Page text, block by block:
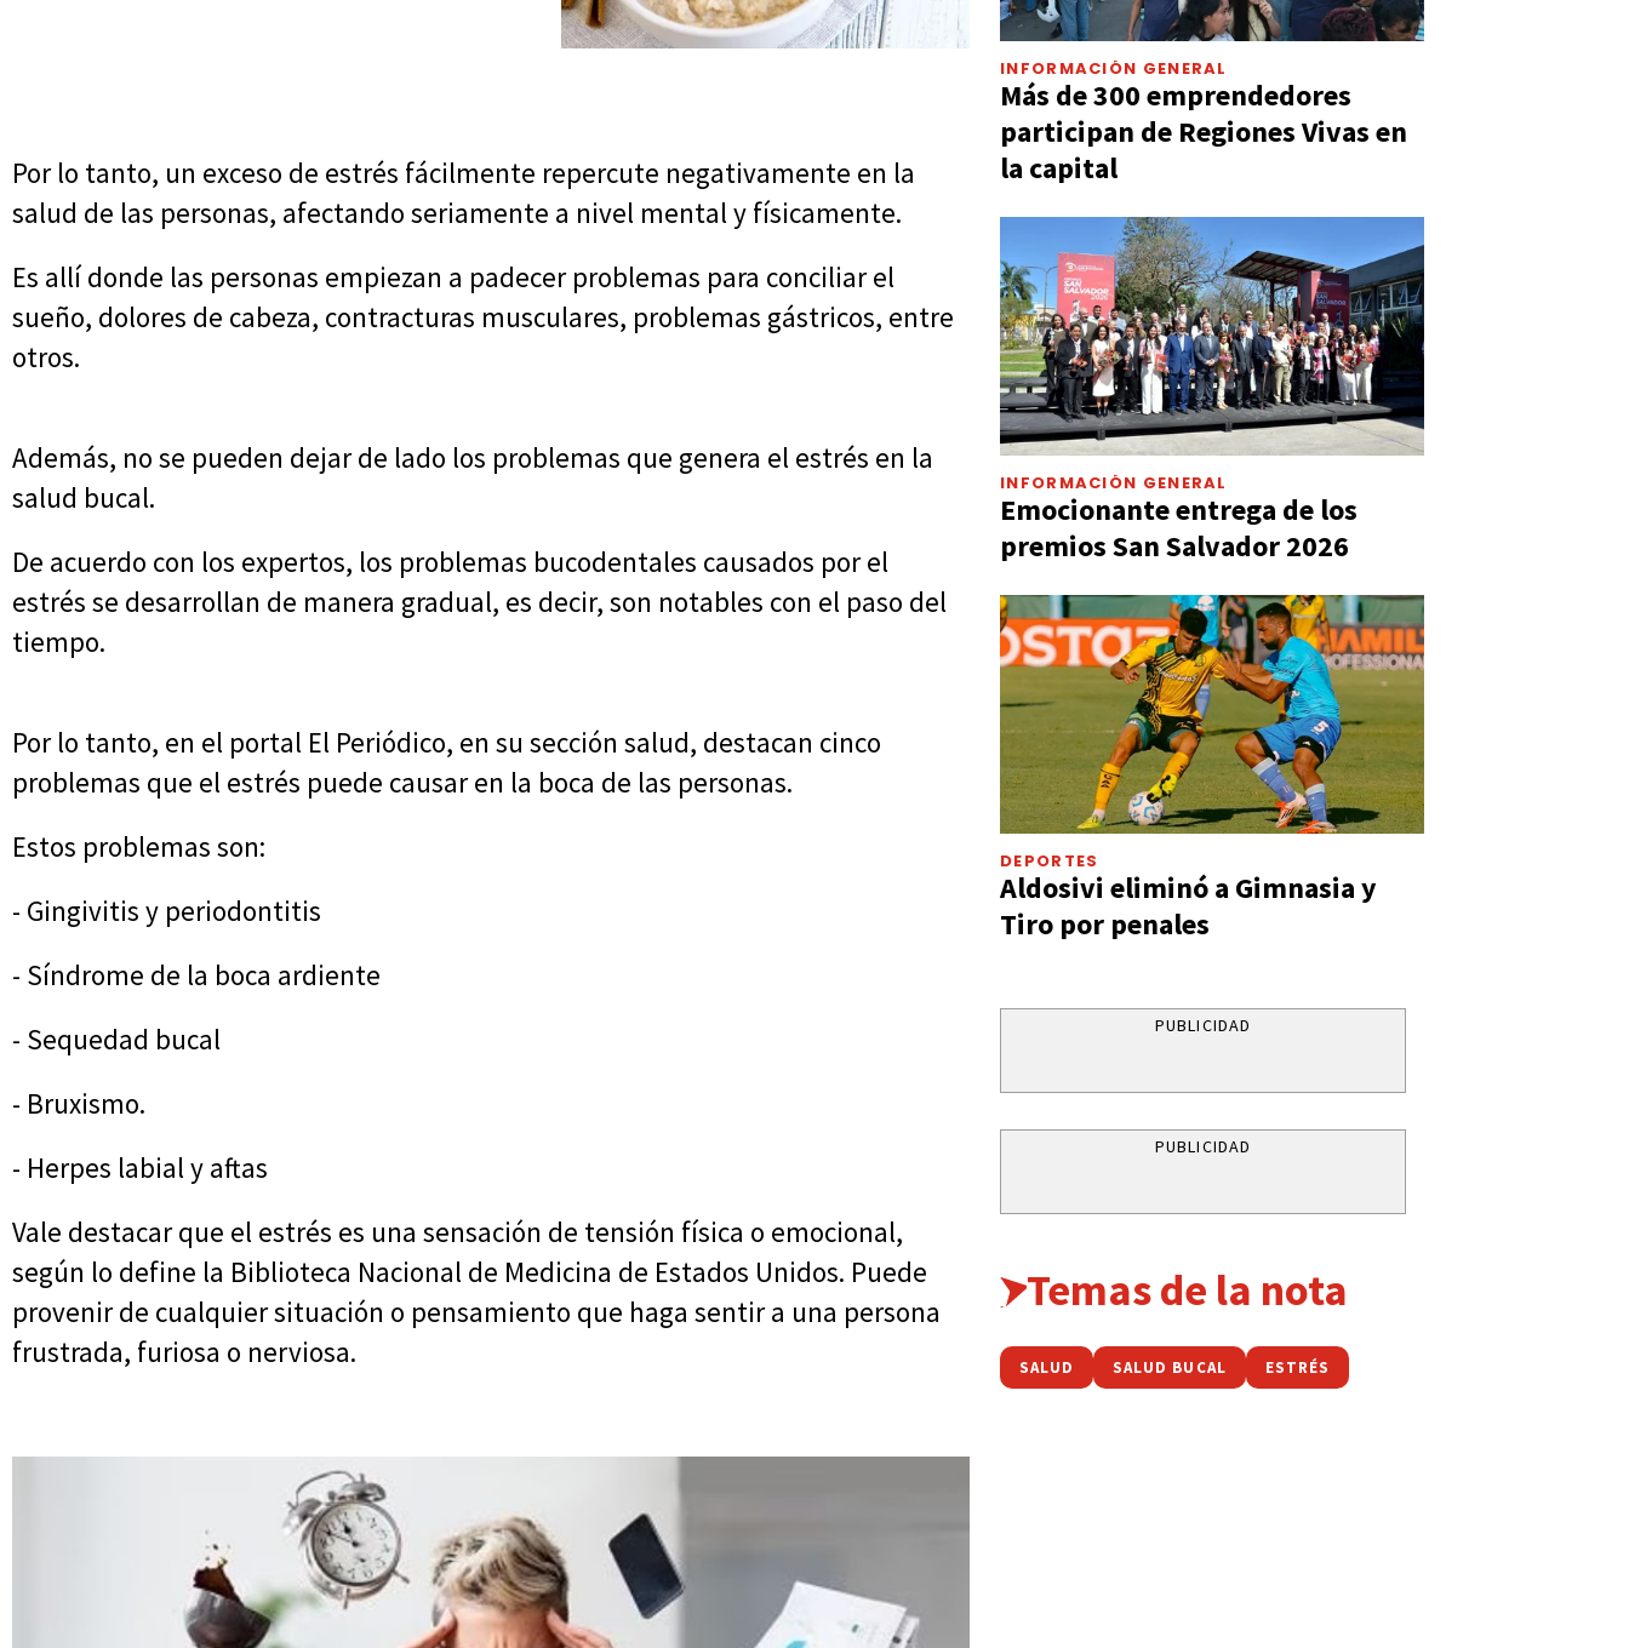
Por lo tanto, un exceso de estrés fácilmente repercute negativamente en la
salud de las personas, afectando seriamente a nivel mental y físicamente.
Es allí donde las personas empiezan a padecer problemas para conciliar el
sueño, dolores de cabeza, contracturas musculares, problemas gástricos, entre
otros.
Además, no se pueden dejar de lado los problemas que genera el estrés en la
salud bucal.
De acuerdo con los expertos, los problemas bucodentales causados por el
estrés se desarrollan de manera gradual, es decir, son notables con el paso del
tiempo.
Por lo tanto, en el portal El Periódico, en su sección salud, destacan cinco
problemas que el estrés puede causar en la boca de las personas.
Estos problemas son:
- Gingivitis y periodontitis
- Síndrome de la boca ardiente
- Sequedad bucal
- Bruxismo.
- Herpes labial y aftas
Vale destacar que el estrés es una sensación de tensión física o emocional,
según lo define la Biblioteca Nacional de Medicina de Estados Unidos. Puede
provenir de cualquier situación o pensamiento que haga sentir a una persona
frustrada, furiosa o nerviosa.
INFORMACIÓN GENERAL
Más de 300 emprendedores
participan de Regiones Vivas en
la capital
INFORMACIÓN GENERAL
Emocionante entrega de los
premios San Salvador 2026
DEPORTES
Aldosivi eliminó a Gimnasia y
Tiro por penales
PUBLICIDAD
PUBLICIDAD
Temas de la nota
SALUD SALUD BUCAL ESTRÉS